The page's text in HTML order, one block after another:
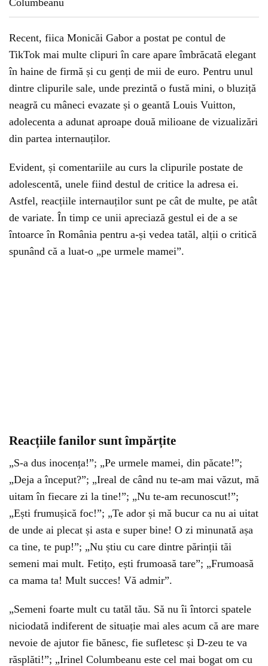
Recent, fiica Monicăi Gabor a postat pe contul de
TikTok mai multe clipuri în care apare îmbrăcată elegant
în haine de firmă și cu genți de mii de euro. Pentru unul
dintre clipurile sale, unde prezintă o fustă mini, o bluziță
neagră cu mâneci evazate și o geantă Louis Vuitton,
adolecenta a adunat aproape două milioane de vizualizări
din partea internauților.
Evident, și comentariile au curs la clipurile postate de
adolescentă, unele fiind destul de critice la adresa ei.
Astfel, reacțiile internauților sunt pe cât de multe, pe atât
de variate. În timp ce unii apreciază gestul ei de a se
întoarce în România pentru a-și vedea tatăl, alții o critică
spunând că a luat-o „pe urmele mamei”.
Reacțiile fanilor sunt împărțite
„S-a dus inocența!”; „Pe urmele mamei, din păcate!”;
„Deja a început?”; „Ireal de când nu te-am mai văzut, mă
uitam în fiecare zi la tine!”; „Nu te-am recunoscut!”;
„Ești frumușică foc!”; „Te ador și mă bucur ca nu ai uitat
de unde ai plecat și asta e super bine! O zi minunată așa
ca tine, te pup!”; „Nu știu cu care dintre părinții tăi
semeni mai mult. Fetițo, ești frumoasă tare”; „Frumoasă
ca mama ta! Mult succes! Vă admir”.
„Semeni foarte mult cu tatăl tău. Să nu îi întorci spatele
niciodată indiferent de situație mai ales acum că are mare
nevoie de ajutor fie bănesc, fie sufletesc și D-zeu te va
răsplăti!”; „Irinel Columbeanu este cel mai bogat om cu